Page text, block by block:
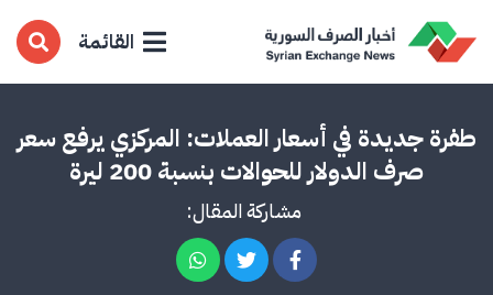
القائمة
طفرة جديدة في أسعار العملات: المركزي يرفع سعر
صرف الدولار للحوالات بنسبة 200 ليرة
مشاركة المقال: